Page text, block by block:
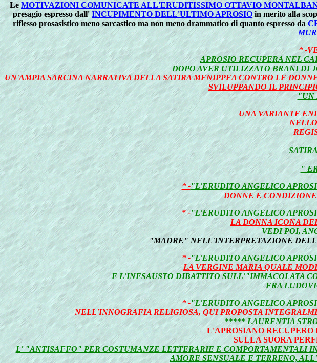
Le MOTIVAZIONI COMUNICATE ALL'ERUDITISSIMO OTTAVIO
presagio espresso dall'INCUPIMENTO DELL'ULTIMO APROSIOin merito alla
riflesso prosasistico meno sarcastico ma non meno drammatico di quanto espresso da
* -
APROSIO RECUPERA NEL
DOPO AVER UTILIZZATO BRANI DI
UN'AMPIA SARCINA NARRATIVA DELLASATIRA MENIPPEACONTRO LE
SVILUPPANDO IL
"UN
UNA VARIANTE
"
* -"L'ERUDITO ANGELICO
DONNE E
* -"L'ERUDITO ANGELICO
LA DONNA ICONA
VEDI POI,
"MADRE"NELL'INTERPRETAZIONE
* -"L'ERUDITO ANGELICO
LA VERGINE MARIA QUALE
E L'INESAUSTO DIBATTITO SULL'"IMMACOLATA
FRA
* -"L'ERUDITO ANGELICO
NELL'INNOGRAFIA RELIGIOSA, QUI PROPOSTA
*****LAURENTIA
L'APROSIANO
SULLA SUORA
L' "ANTISAFFO" PER COSTUMANZE LETTERARIE E COMPORTAMENTALI
AMORE SENSUALE E TERRENO,